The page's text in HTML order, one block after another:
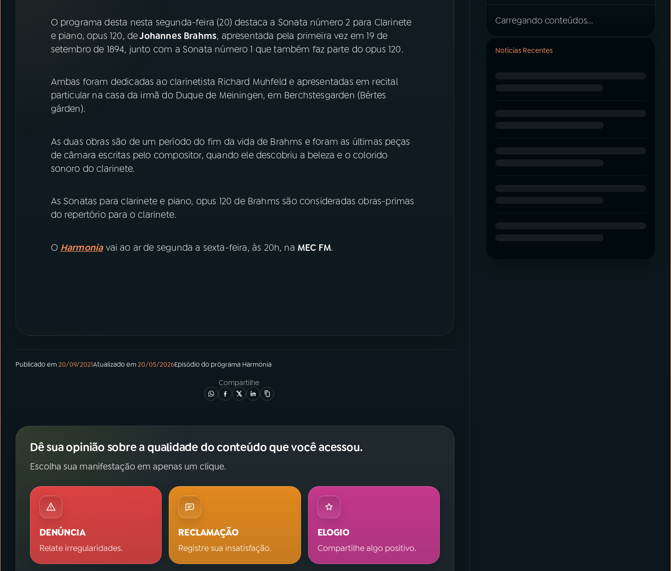
PRÊMIO RÁDIO MEC
YouTube Facebook
Instagram
O programa desta nesta segunda-feira (20) destaca a Sonata número 2 para Clarinete
e piano, opus 120, deJohannes Brahms, apresentada pela primeira vez em 19 de
setembro de 1894, junto com a Sonata número 1 que também faz parte do opus 120.
Ambas foram dedicadas ao clarinetista Richard Muhfeld e apresentadas em recital
particular na casa da irmã do Duque de Meiningen, em Berchstesgarden (Bértes
gárden).
As duas obras são de um período do fim da vida de Brahms e foram as últimas peças
de câmara escritas pelo compositor, quando ele descobriu a beleza e o colorido
sonoro do clarinete.
As Sonatas para clarinete e piano, opus 120 de Brahms são consideradas obras-primas
do repertório para o clarinete.
O Harmoniavai ao ar de segunda a sexta-feira, às 20h, na MEC FM.
Publicado em20/09/2021Atualizado em20/05/2026Episódiodo programa Harmonia
Compartilhe
Dê sua opinião sobre a qualidade do conteúdo que você acessou.
Escolha sua manifestação em apenas um clique.
DENÚNCIA
Relate irregularidades.
RECLAMAÇÃO
Registre sua insatisfação.
ELOGIO
Compartilhe algo positivo.
Carregando conteúdos...
Notícias Recentes